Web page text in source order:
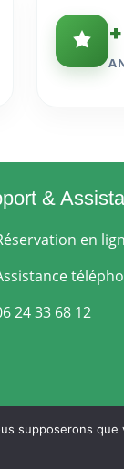
+
&
en
24 33 68 12
supposerons